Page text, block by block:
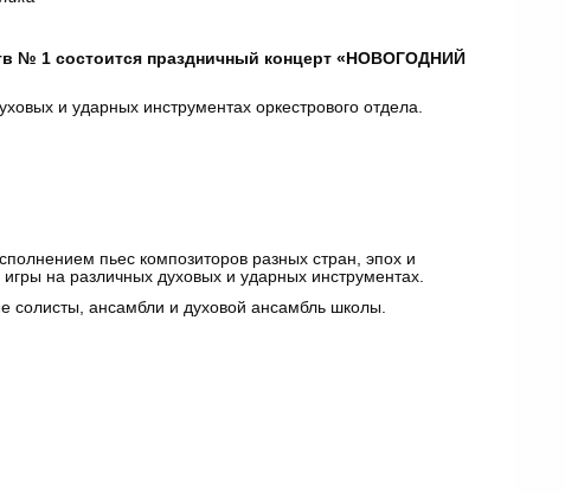
№ 1 состоится праздничный концерт «НОВОГОДНИЙ
и ударных инструментах оркестрового отдела.
пьес композиторов разных стран, эпох и
на различных духовых и ударных инструментах.
солисты, ансамбли и духовой ансамбль школы.